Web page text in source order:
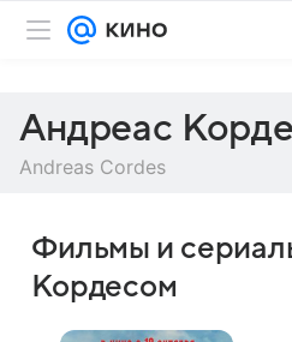
Андреас
Andreas Cordes
Фильмы и
Кордесом